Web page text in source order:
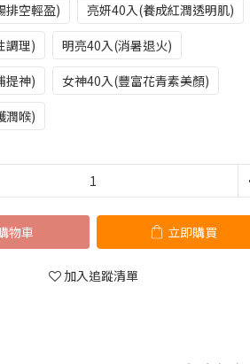
排空輕盈)
亮妍40入(養成紅潤透明肌)
調理)
明亮40入(消暑退火)
提神)
女神40入(豐富花青素美顏)
潤喉)
物車 立即購買
加入追蹤清單